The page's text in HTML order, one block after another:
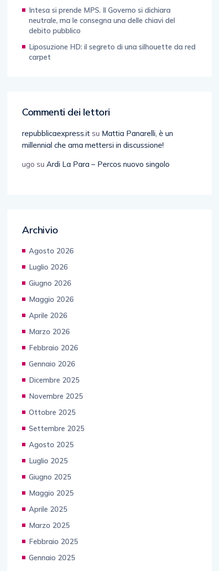
Intesa si prende MPS. Il Governo si dichiara
neutrale, ma le consegna una delle chiavi del
debito pubblico
Liposuzione HD: il segreto di una silhouette da red
carpet
Commenti dei lettori
repubblicaexpress.it su Mattia Panarelli, è un
millennial che ama mettersi in discussione!
ugo su Ardi La Para – Percos nuovo singolo
Archivio
Agosto 2026
Luglio 2026
Giugno 2026
Maggio 2026
Aprile 2026
Marzo 2026
Febbraio 2026
Gennaio 2026
Dicembre 2025
Novembre 2025
Ottobre 2025
Settembre 2025
Agosto 2025
Luglio 2025
Giugno 2025
Maggio 2025
Aprile 2025
Marzo 2025
Febbraio 2025
Gennaio 2025